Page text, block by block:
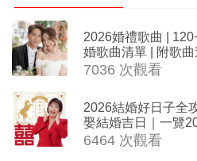
2026婚禮歌曲 |
婚歌曲清單 | 附歌
7036 次觀看
2026結婚好日子全
娶結婚吉日｜一覽
擇日結婚+避開沖煞
6464 次觀看